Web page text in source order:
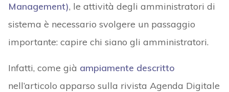
Management), le attività degli amministratori di
sistema è necessario svolgere un passaggio
importante: capire chi siano gli amministratori.
Infatti, come già ampiamente descritto
nell’articolo apparso sulla rivista Agenda Digitale